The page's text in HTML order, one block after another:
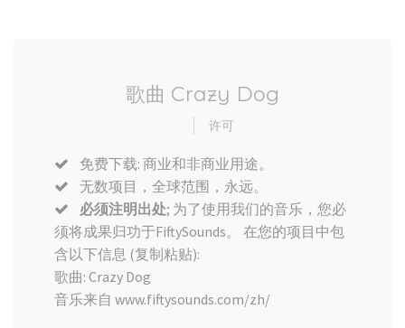
歌曲 Crazy Dog
许可
免费下载: 商业和非商业用途。
无数项目，全球范围，永远。
必须注明出处; 为了使用我们的音乐，您必
须将成果归功于FiftySounds。 在您的项目中包
含以下信息 (复制粘贴):
歌曲: Crazy Dog
音乐来自 www.fiftysounds.com/zh/